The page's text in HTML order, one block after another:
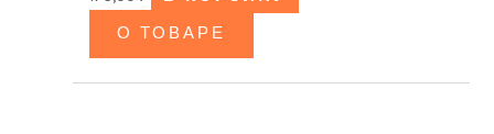
О ТОВАРЕ